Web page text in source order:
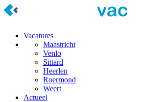
Vacatures
Maastricht
Venlo
Sittard
Heerlen
Roermond
Weert
Actueel